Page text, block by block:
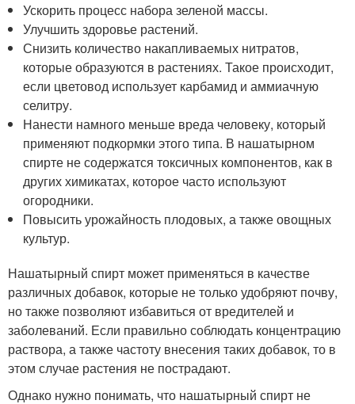
Ускорить процесс набора зеленой массы.
Улучшить здоровье растений.
Снизить количество накапливаемых нитратов,
которые образуются в растениях. Такое происходит,
если цветовод использует карбамид и аммиачную
селитру.
Нанести намного меньше вреда человеку, который
применяют подкормки этого типа. В нашатырном
спирте не содержатся токсичных компонентов, как в
других химикатах, которое часто используют
огородники.
Повысить урожайность плодовых, а также овощных
культур.
Нашатырный спирт может применяться в качестве
различных добавок, которые не только удобряют почву,
но также позволяют избавиться от вредителей и
заболеваний. Если правильно соблюдать концентрацию
раствора, а также частоту внесения таких добавок, то в
этом случае растения не пострадают.
Однако нужно понимать, что нашатырный спирт не